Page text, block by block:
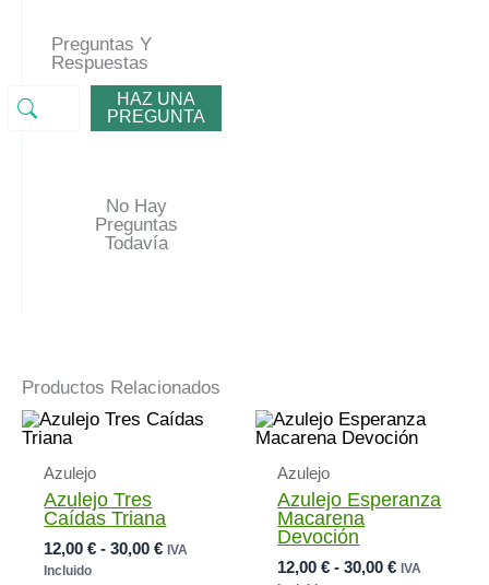
Preguntas Y
Respuestas
HAZ UNA
PREGUNTA
No Hay
Preguntas
Todavía
Productos Relacionados
Azulejo
Azulejo Tres
Caídas Triana
12,00€ - 30,00€Rango
IVA
Incluido
Azulejo
Azulejo Esperanza
Macarena
Devoción
12,00€ - 30,00€Rango
IVA